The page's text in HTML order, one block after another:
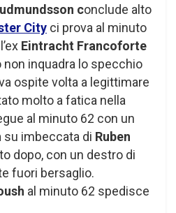
conclude alto
City ci prova al minuto
Eintracht Francoforte
non inquadra lo specchio
ospite volta a legittimare
molto a fatica nella
al minuto 62 con un
su imbeccata di Ruben
dopo, con un destro di
fuori bersaglio.
al minuto 62 spedisce